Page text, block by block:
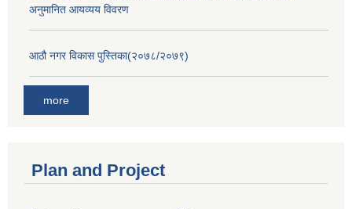
अनुमानित आयव्यय विवरण
आठौ नगर विकास पुस्तिका(२०७८/२०७९)
more
Plan and Project